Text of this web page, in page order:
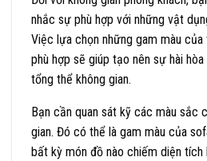
nhắc sự phù hợp với những vật
Việc lựa chọn những gam màu
phù hợp sẽ giúp tạo nên sự hài
tổng thể không gian.
Bạn cần quan sát kỹ các màu sắc
gian. Đó có thể là gam màu của
bất kỳ món đồ nào chiếm diện tích